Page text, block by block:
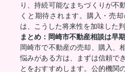
り、持続可能なまちづくりが不
くと期待されます。購入・売
は、こうした将来性を加味した
まとめ：岡崎市不動産相談は早
岡崎市で不動産の売却、購入、
悩みがある方は、まずは信頼で
とをおすすめします。公的機関